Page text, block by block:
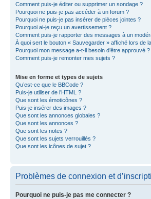
Comment puis-je éditer ou supprimer un sondage ?
Pourquoi ne puis-je pas accéder à un forum ?
Pourquoi ne puis-je pas insérer de pièces jointes ?
Pourquoi ai-je reçu un avertissement ?
Comment puis-je rapporter des messages à un
À quoi sert le bouton « Sauvegarder » affiché lors de
Pourquoi mon message a-t-il besoin d’être approuvé ?
Comment puis-je remonter mes sujets ?
Mise en forme et types de sujets
Qu’est-ce que le BBCode ?
Puis-je utiliser de l’HTML ?
Que sont les émoticônes ?
Puis-je insérer des images ?
Que sont les annonces globales ?
Que sont les annonces ?
Que sont les notes ?
Que sont les sujets verrouillés ?
Que sont les icônes de sujet ?
Problèmes de connexion et
Pourquoi ne puis-je pas me connecter ?